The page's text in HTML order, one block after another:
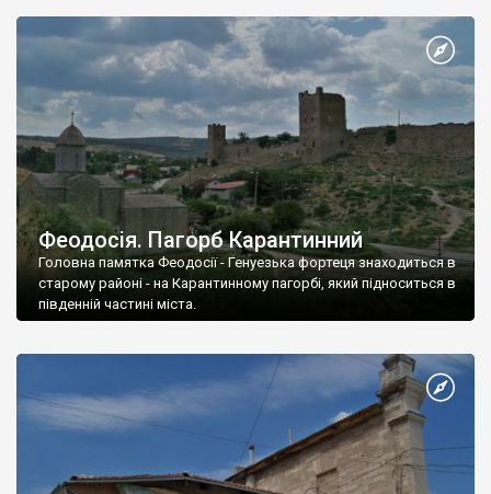
Феодосія. Пагорб Карантинний
Головна памятка Феодосії - Генуезька фортеця знаходиться в
старому районі - на Карантинному пагорбі, який підноситься в
південній частині міста.